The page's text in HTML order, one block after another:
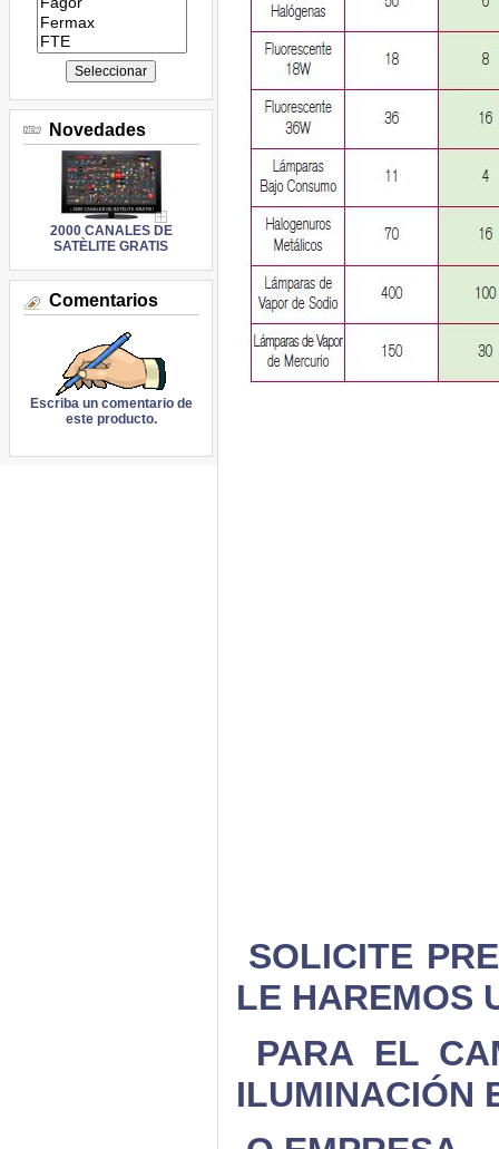
Novedades
2000 CANALES DE
SATÈLITE GRATIS
Comentarios
Escriba un comentario de
este producto.
SOLICITE
LE HAREMOS
PARA EL
ILUMINACIÓN